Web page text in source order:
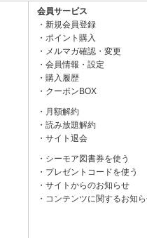
会員サービス
新規会員登録
ポイント購入
メルマガ確認・変更
会員情報・設定
購入履歴
クーポンBOX
月額解約
読み放題解約
サイト退会
シーモア図書券を使う
プレゼントコードを使う
サイトからのお知らせ
コンテンツに関するお知